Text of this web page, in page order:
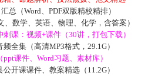
总（Word、PDF双版精校精排）
数学、英语、物理、化学，含答案）
课：视频+课件（30讲，打包下载）
全集（高清MP3格式，29.1G）
课件、Word习题、素材库）
开课课件、教案精选（11.2G）